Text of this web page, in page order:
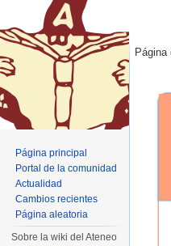
Página
Página principal
Portal de la comunidad
Actualidad
Cambios recientes
Página aleatoria
Sobre la wiki del Ateneo